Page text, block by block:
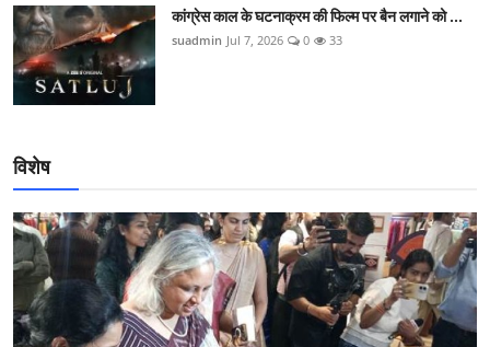
कांग्रेस काल के घटनाक्रम की फिल्म पर बैन लगाने को ...
suadmin Jul 7, 2026 0 33
विशेष